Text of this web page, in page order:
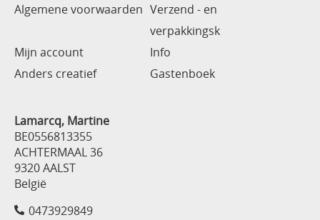
Algemene voorwaarden Verzend - en
verpakkingsk
Mijn account
Info
Anders creatief
Gastenboek
Lamarcq, Martine
BE0556813355
ACHTERMAAL 36
9320 AALST
België
0473929849